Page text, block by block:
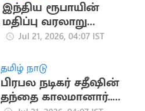
இந்திய ரூபாயின்
மதிப்பு வரலாறு
காணாத வீழ்ச்சி
Jul 21, 2026, 04:07 IST
தமிழ் நாடு
பிரபல நடிகர் சதீஷின்
தந்தை காலமானார்..